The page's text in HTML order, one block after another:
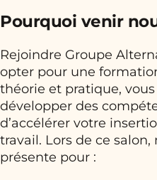
Pourquoi venir
Rejoindre Groupe
opter pour une
théorie et pratique,
développer des
d’accélérer votre
travail. Lors de ce salon,
présente pour :